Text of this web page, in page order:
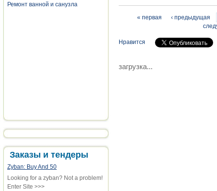
Ремонт ванной и санузла
Заказы и тендеры
Zyban: Buy And 50
Looking for a zyban? Not a problem!
Enter Site >>>
Страницы
« первая
‹ предыдущая
Нравится
загрузка...